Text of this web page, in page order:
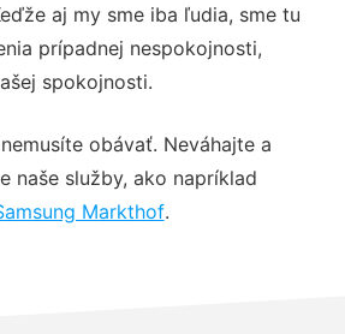
aj my sme iba ľudia, sme tu
prípadnej nespokojnosti,
spokojnosti.
obávať. Neváhajte a
naše služby, ako napríklad
Markthof.